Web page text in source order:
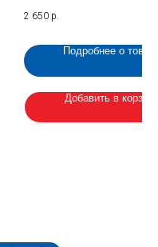
2 650 р.
Подробнее о
Добавить в